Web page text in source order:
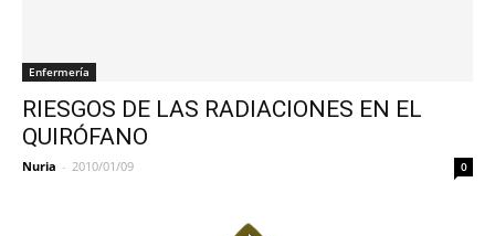
Enfermería
RIESGOS DE LAS RADIACIONES EN EL
QUIRÓFANO
Nuria - 2010/01/09 0